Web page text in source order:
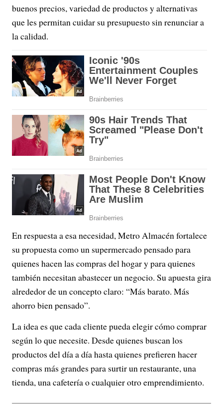
buenos precios, variedad de productos y alternativas
que les permitan cuidar su presupuesto sin renunciar a
la calidad.
En respuesta a esa necesidad, Metro Almacén fortalece
su propuesta como un supermercado pensado para
quienes hacen las compras del hogar y para quienes
también necesitan abastecer un negocio. Su apuesta gira
alrededor de un concepto claro: “Más barato. Más
ahorro bien pensado”.
La idea es que cada cliente pueda elegir cómo comprar
según lo que necesite. Desde quienes buscan los
productos del día a día hasta quienes prefieren hacer
compras más grandes para surtir un restaurante, una
tienda, una cafetería o cualquier otro emprendimiento.